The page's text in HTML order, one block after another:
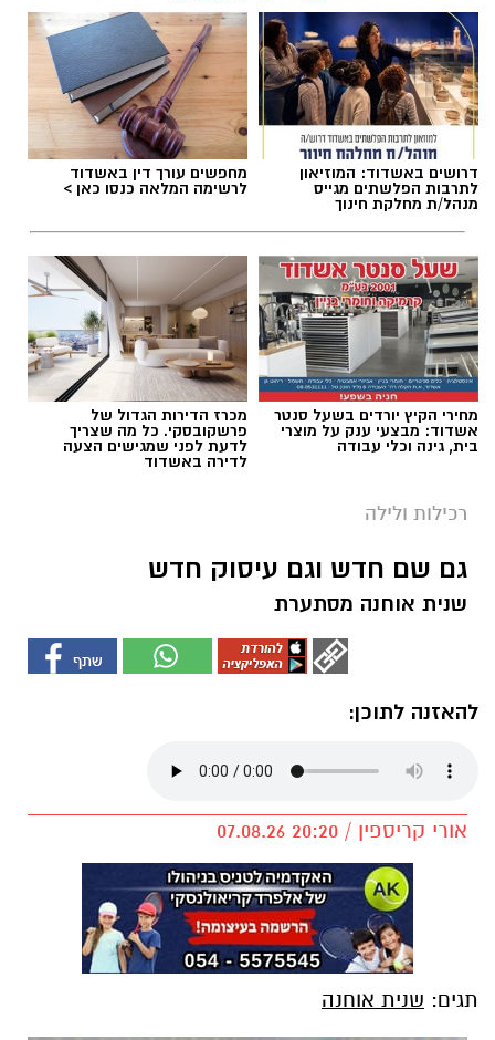
דרושים באשדוד: המוזיאון
לתרבות הפלשתים מגייס
מנהל/ת מחלקת חינוך
מחפשים עורך דין באשדוד
לרשימה המלאה כנסו כאן >
מחירי הקיץ יורדים בשעל סנטר
אשדוד: מבצעי ענק על מוצרי
בית, גינה וכלי עבודה
מכרז הדירות הגדול של
פרשקובסקי. כל מה שצריך
לדעת לפני שמגישים הצעה
לדירה באשדוד
רכילות ולילה
גם שם חדש וגם עיסוק חדש
שנית אוחנה מסתערת
להאזנה לתוכן:
אורי קריספין / 20:20 07.08.26
תגים: שנית אוחנה